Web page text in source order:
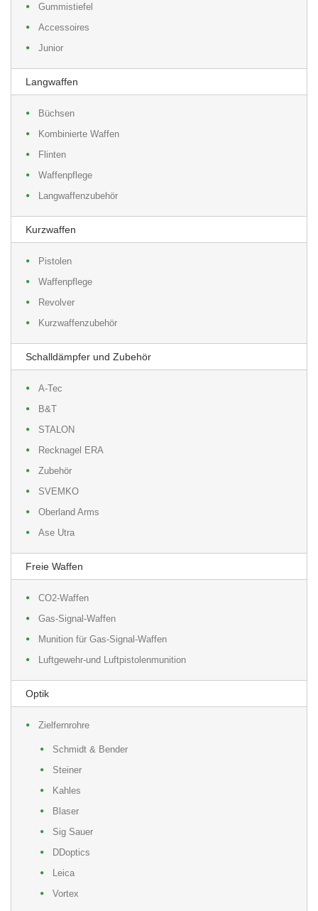
Gummistiefel
Accessoires
Junior
Langwaffen
Büchsen
Kombinierte Waffen
Flinten
Waffenpflege
Langwaffenzubehör
Kurzwaffen
Pistolen
Waffenpflege
Revolver
Kurzwaffenzubehör
Schalldämpfer und Zubehör
A-Tec
B&T
STALON
Recknagel ERA
Zubehör
SVEMKO
Oberland Arms
Ase Utra
Freie Waffen
CO2-Waffen
Gas-Signal-Waffen
Munition für Gas-Signal-Waffen
Luftgewehr-und Luftpistolenmunition
Optik
Zielfernrohre
Schmidt & Bender
Steiner
Kahles
Blaser
Sig Sauer
DDoptics
Leica
Vortex